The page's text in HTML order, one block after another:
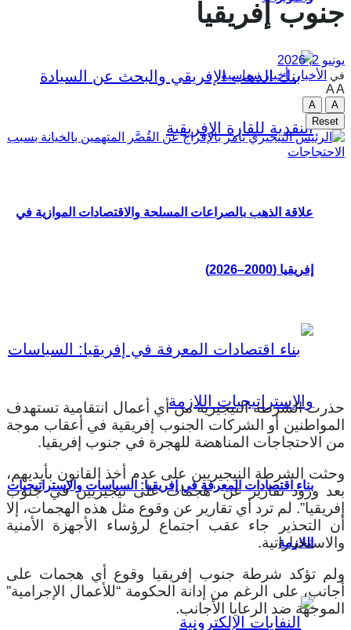
علاقة الذهب بالصراعات المسلحة والاقتصادات الموازية في
إفريقيا (2000–2026)
بناء اقتصادات المعرفة في إفريقيا: السياسات والإستراتيجيات
اللازمة
جنوب إفريقيا
يونيو 2, 2026
في الأخبار , أخبار سياسية
AA
A
A
Reset
حذرت الشرطة النيجيرية من أي أعمال انتقامية تستهدف
المواطنين أو الشركات الجنوب إفريقية في أعقاب موجة
من الاحتجاجات المناهضة للهجرة في جنوب إفريقيا.
وحثت الشرطة النيجيريين على عدم أخذ القانون بأيديهم،
بعد ورود تقارير عن “هجمات على نيجيريين في جنوب
إفريقيا”. لم ترد أي تقارير عن وقوع مثل هذه الهجمات، إلا
أن التحذير جاء عقب اجتماع لرؤساء الأجهزة الأمنية
والاستخباراتية.
ولم تؤكد شرطة جنوب إفريقيا وقوع أي هجمات على
أجانب، على الرغم من إدانة الحكومة “للأعمال الإجرامية”
الموجهة ضد الرعايا الأجانب.